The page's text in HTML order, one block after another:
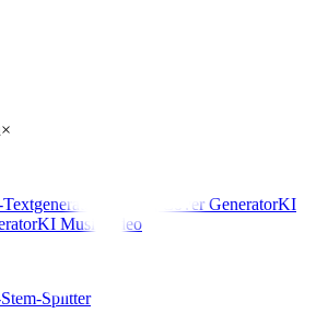
×
KI Song Cover GeneratorKI
KI Musikvideo
Splitter